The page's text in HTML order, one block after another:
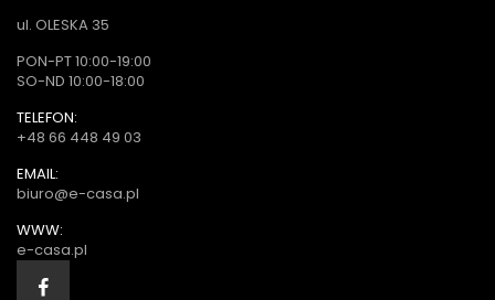
ul. OLESKA 35
PON-PT 10:00-19:00
SO-ND 10:00-18:00
TELEFON:
+48 66 448 49 03
EMAIL:
biuro@e-casa.pl
WWW:
e-casa.pl